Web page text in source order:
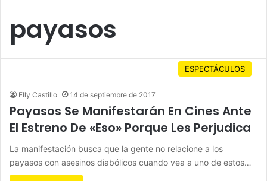
payasos
ESPECTÁCULOS
Elly Castillo 14 de septiembre de 2017
Payasos Se Manifestarán En Cines Ante
El Estreno De «Eso» Porque Les Perjudica
La manifestación busca que la gente no relacione a los
payasos con asesinos diabólicos cuando vea a uno de estos…